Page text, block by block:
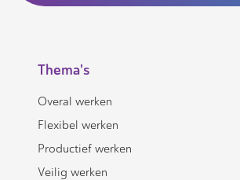
Thema's
Overal werken
Flexibel werken
Productief werken
Veilig werken